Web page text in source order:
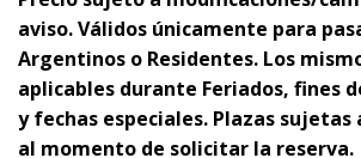
aviso. Válidos únicamente para
Argentinos o Residentes. Los
aplicables durante Feriados, fines
y fechas especiales. Plazas
al momento de solicitar la reserva.